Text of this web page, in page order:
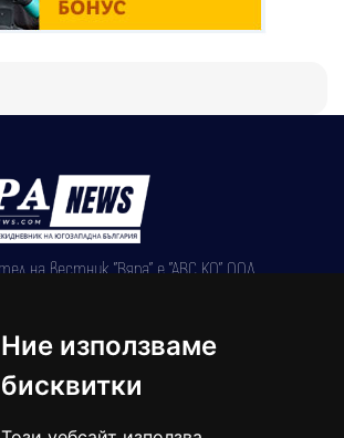
Ние използваме
бисквитки
на вестник "Вяра" е "АВС КО" ООД,
година.
Ботев" 43
и абонаменти